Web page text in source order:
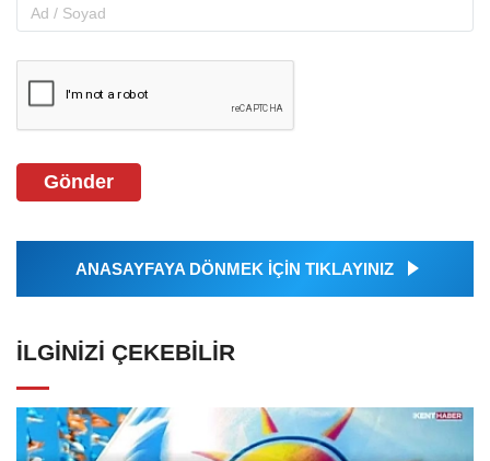
Gönder
ANASAYFAYA DÖNMEK İÇİN TIKLAYINIZ
İLGINIZI ÇEKEBILIR